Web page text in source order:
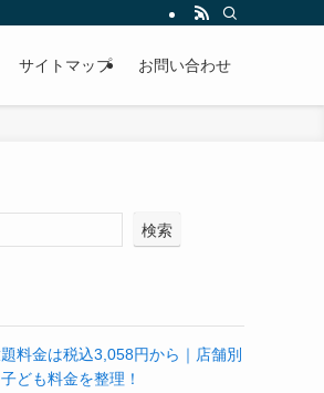
サイトマップ お問い合わせ
検索
料金は税込3,058円から｜店舗別
ども料金を整理！